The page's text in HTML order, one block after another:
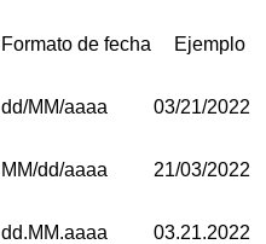
Formato de fecha Ejemplo
dd/MM/aaaa 03/21/2022
MM/dd/aaaa 21/03/2022
dd.MM.aaaa 03.21.2022